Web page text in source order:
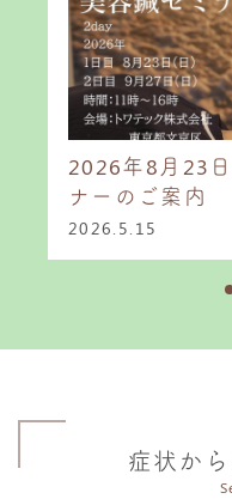
2026年8月23
ナーのご案内
2026.5.15
症状か